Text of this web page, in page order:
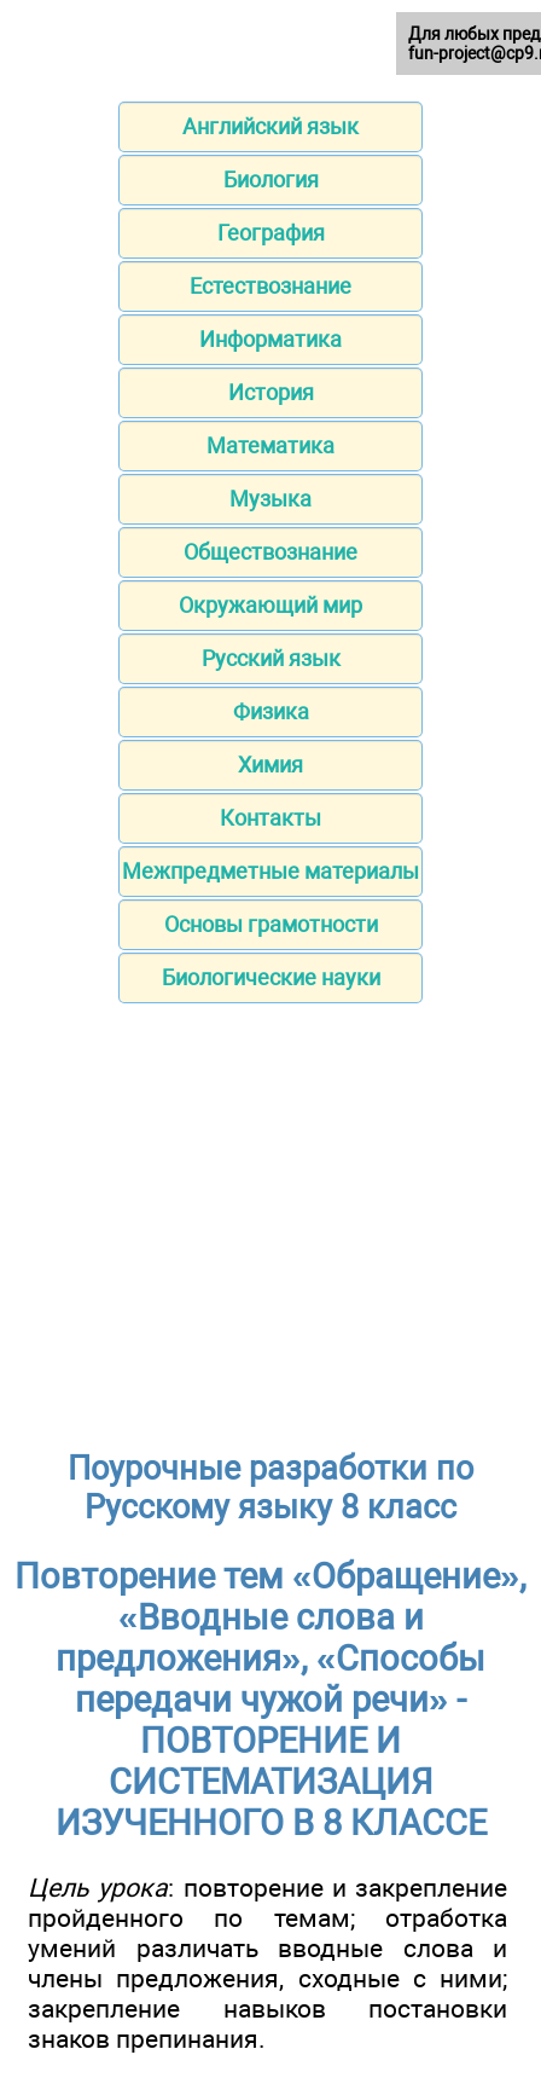
Английский язык
Биология
География
Естествознание
Информатика
История
Математика
Музыка
Обществознание
Окружающий мир
Русский язык
Физика
Химия
Контакты
Межпредметные материалы
Основы грамотности
Биологические науки
Поурочные разработки по
Русскому языку 8 класс
Повторение тем «Обращение»,
«Вводные слова и
предложения», «Способы
передачи чужой речи» -
ПОВТОРЕНИЕ И
СИСТЕМАТИЗАЦИЯ
ИЗУЧЕННОГО В 8 КЛАССЕ
Цель урока: повторение и закрепление
пройденного по темам; отработка
умений различать вводные слова и
члены предложения, сходные с ними;
закрепление навыков постановки
знаков препинания.
Для любых
fun-